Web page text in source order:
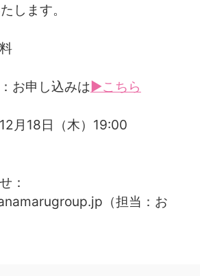
します。
お申し込みは▶こちら
月18日（木）19:00
：
（担当：お